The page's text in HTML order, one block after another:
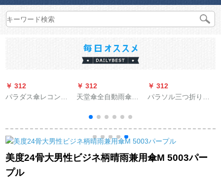
￥ 312
パラダス傘レコント
A特蔵青Lセイズ
￥ 312
天堂傘全自動雨傘男
つ折りにして、防風
学生の晴雨両用男性
用ビギネ折りたみ傘
10本の骨を使って、
印字が傘を広告する
￥ 312
パラソル三つ折り晴
傘
美度24骨大男性ビジネ柄晴雨兼用傘M 5003パー
プル